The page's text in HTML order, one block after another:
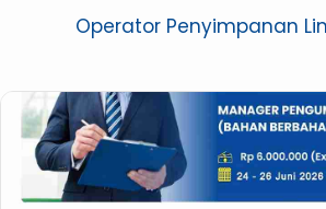
Operator Penyimpanan